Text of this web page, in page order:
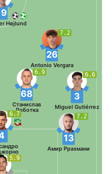
5.9
6.7 7.2
13
Амир Ррахмани
6.9
68
Станислав
Лоботка
6.6
3
Miguel Gutiérrez
7.2
26
Antonio Vergara
Højlund